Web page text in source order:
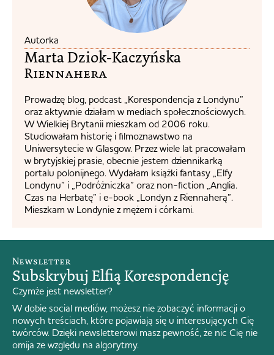
Autorka
Marta Dziok-Kaczyńska
Riennahera​
Prowadzę blog, podcast „Korespondencja z Londynu”
oraz aktywnie działam w mediach społecznościowych.
W Wielkiej Brytanii mieszkam od 2006 roku.
Studiowałam historię i filmoznawstwo na
Uniwersytecie w Glasgow. Przez wiele lat pracowałam
w brytyjskiej prasie, obecnie jestem dziennikarką
portalu polonijnego. Wydałam książki fantasy „Elfy
Londynu” i „Podróżniczka” oraz non-fiction „Anglia.
Czas na Herbatę” i e-book „Londyn z Riennaherą”.
Mieszkam w Londynie z mężem i córkami.
Newsletter
Subskrybuj Elfią Korespondencję
Czymże jest newsletter?
W dobie social mediów, możesz nie zobaczyć informacji o
nowych treściach, które pojawiają się u interesujących Cię
twórców. Dzięki newsletterowi masz pewność, że nic Cię nie
omija ze względu na algorytmy.